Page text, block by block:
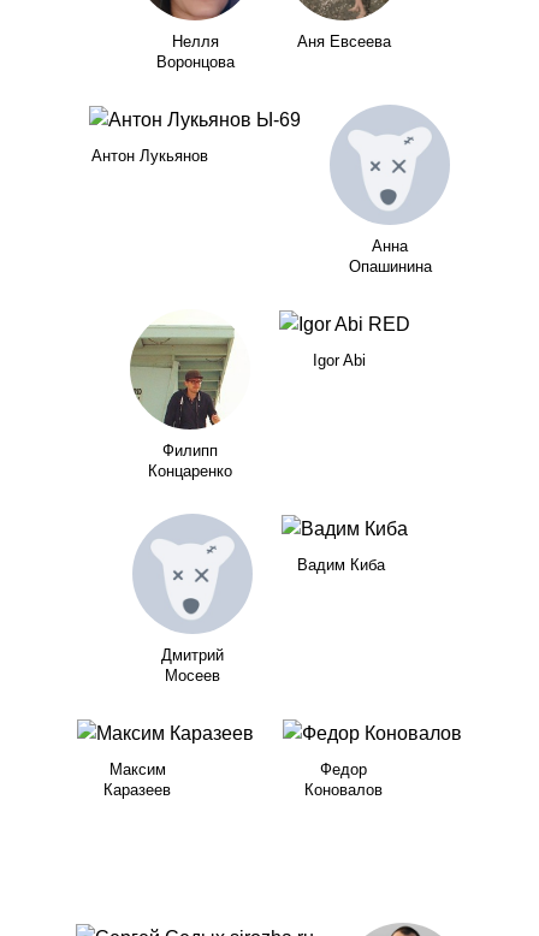
Нелля
Воронцова
Аня Евсеева
Антон Лукьянов
Анна
Опашинина
Филипп
Концаренко
Igor Abi
Дмитрий
Мосеев
Вадим Киба
Максим
Каразеев
Федор
Коновалов